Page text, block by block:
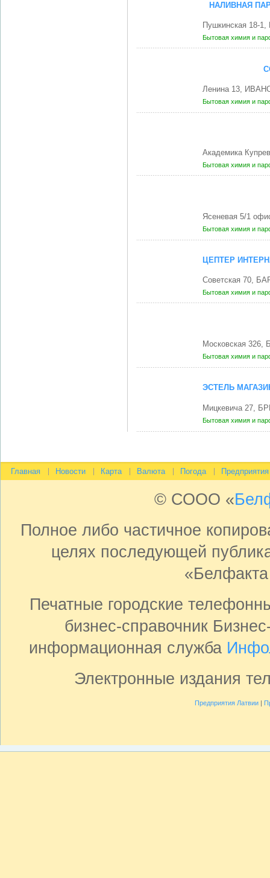
НАЛИВНАЯ
Пушкинская 18-
Бытовая химия и
Ленина 13,
Бытовая химия и
Академика
Бытовая химия и
Ясеневая 5/1
Бытовая химия и
ЦЕПТЕР
Советская 70,
Бытовая химия и
Московская 326,
Бытовая химия и
ЭСТЕЛЬ
Мицкевича 27,
Бытовая химия и
Главная Новости Карта Валюта Погода Предприятия
© СООО «
Полное либо частичное
целях последующей
Печатные городские
бизнес-справочник
информационная служба
Электронные издания
Предприятия Латвии|